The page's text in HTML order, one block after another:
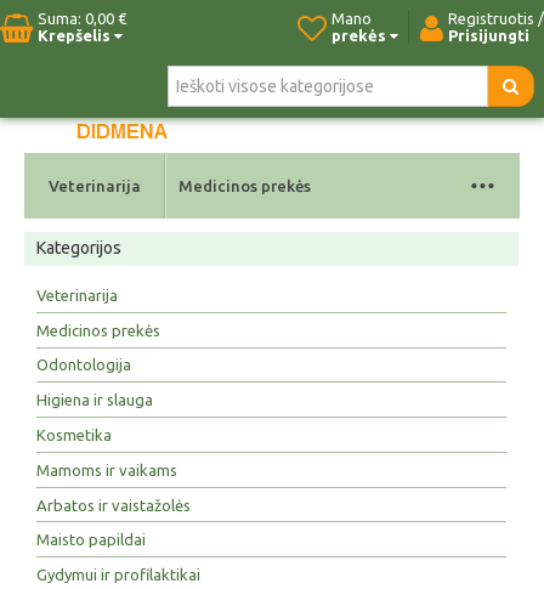
Suma: 0,00 €
Krepšelis
Registruotis /
Prisijungti
Mano
prekės
Pradžia Naujos prekės Kontaktai
Veterinarija Medicinos prekės ...
Kategorijos
Veterinarija
Medicinos prekės
Odontologija
Higiena ir slauga
Kosmetika
Mamoms ir vaikams
Arbatos ir vaistažolės
Maisto papildai
Gydymui ir profilaktikai